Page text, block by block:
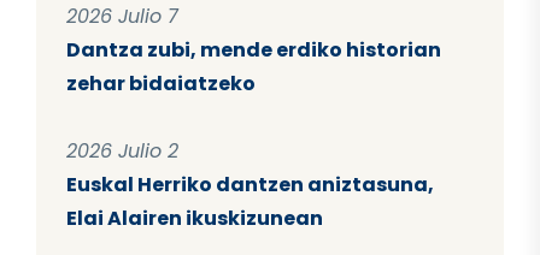
2026 Julio 7
Dantza zubi, mende erdiko historian
zehar bidaiatzeko
2026 Julio 2
Euskal Herriko dantzen aniztasuna,
Elai Alairen ikuskizunean